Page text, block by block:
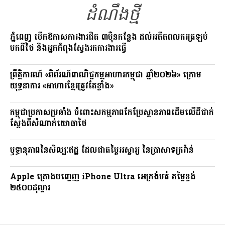
k
ដំណឹងថ្មី
ភ្នំពេញ បើកឱកាសការងារជិត ៣ម៉ឺនកន្លែង ដល់អតីតពលករត្រឡប់
មកពីថៃ និងអ្នកកំពុងស្វែងរកការងារធ្វើ
ព្រឹត្តិការណ៍ «ពិព័រណ៍ពាណិជ្ជកម្មអាហារកម្ពុជា ឆ្នាំ២០២៦» ក្រោម
យុទ្ធនាការ «អាហារខ្មែរត្រូវតែខ្លាំង»
កម្ពុជាប្រកាសប្រឆាំង ចំពោះសកម្មភាពកែប្រែស្ថានភាពដើមលើដីជាក់
ស្តែងពីសំណាក់យោធាថៃ
ឫទ្ធានុភាពនៃសិល្បៈឥដ្ឋ ដែលជាតម្លៃអស្ចារ្យ នៃប្រាសាទក្រវ៉ាន់
Apple គ្រោងបញ្ចេញ iPhone Ultra អេក្រង់បត់ តម្លៃខ្ទង់
២៥០០ដុល្លារ